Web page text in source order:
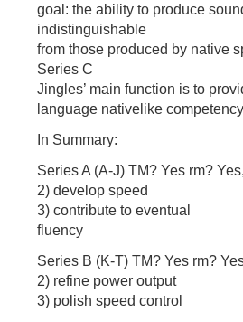
goal: the ability to produce
indistinguishable
from those produced by native
Series C
Jingles’ main function is to
language nativelike
In Summary:
Series A (A-J) TM? Yes rm?
2) develop speed
3) contribute to eventual
fluency
Series B (K-T) TM? Yes rm?
2) refine power output
3) polish speed control